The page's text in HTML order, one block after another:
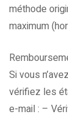
méthode
maximum
Si vous
vérifiez les
e-mail : –